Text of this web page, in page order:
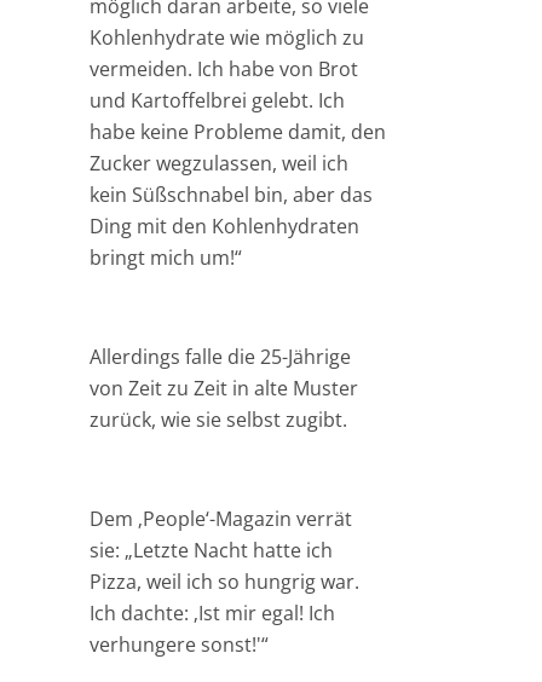
möglich daran arbeite, so viele
Kohlenhydrate wie möglich zu
vermeiden. Ich habe von Brot
und Kartoffelbrei gelebt. Ich
habe keine Probleme damit, den
Zucker wegzulassen, weil ich
kein Süßschnabel bin, aber das
Ding mit den Kohlenhydraten
bringt mich um!“
Allerdings falle die 25-Jährige
von Zeit zu Zeit in alte Muster
zurück, wie sie selbst zugibt.
Dem ‚People‘-Magazin verrät
sie: „Letzte Nacht hatte ich
Pizza, weil ich so hungrig war.
Ich dachte: ‚Ist mir egal! Ich
verhungere sonst!'“